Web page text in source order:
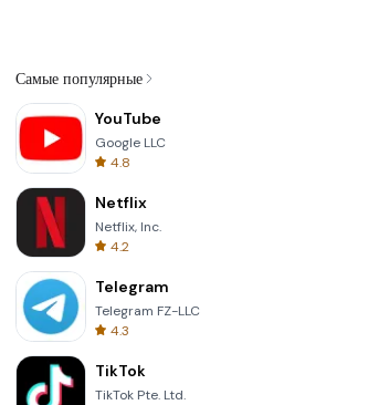
Самые популярные
YouTube
Google LLC
4.8
Netflix
Netflix, Inc.
4.2
Telegram
Telegram FZ-LLC
4.3
TikTok
TikTok Pte. Ltd.